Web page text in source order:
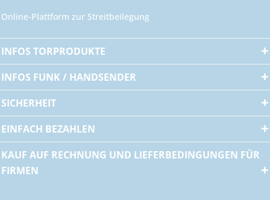
Online-Plattform zur Streitbeilegung
INFOS TORPRODUKTE
INFOS FUNK / HANDSENDER
SICHERHEIT
EINFACH BEZAHLEN
KAUF AUF RECHNUNG UND LIEFERBEDINGUNGEN FÜR
FIRMEN